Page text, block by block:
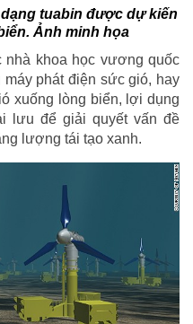
tuabin được dự kiến
Ảnh minh họa
nhà khoa học vương quốc
phát điện sức gió, hay
xuống lòng biển, lợi dụng
lưu để giải quyết vấn đề
lượng tái tạo xanh.